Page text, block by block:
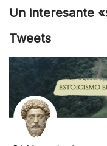
Un interesante
Tweets